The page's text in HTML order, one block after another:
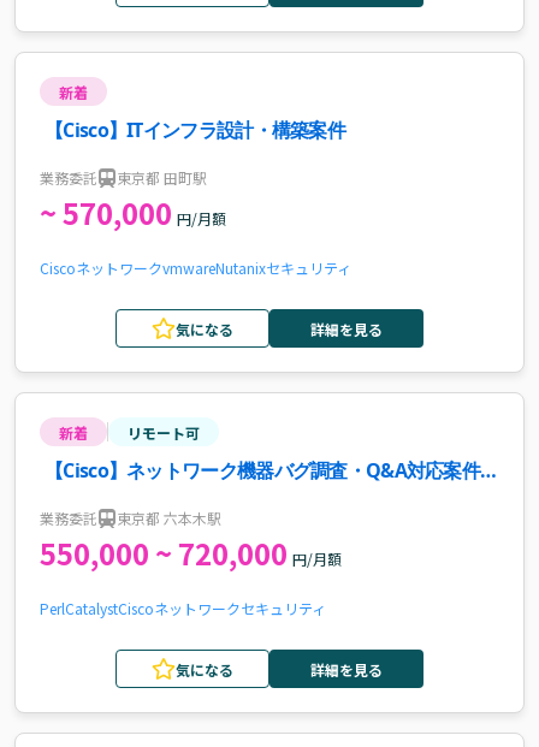
新着
【Cisco】ITインフラ設計・構築案件
業務委託 東京都 田町駅
~ 570,000 円/月額
CiscoネットワークvmwareNutanixセキュリティ
気になる 詳細を見る
新着 リモート可
【Cisco】ネットワーク機器バグ調査・Q&A対応案件・
業務委託 東京都 六本木駅
550,000 ~ 720,000 円/月額
PerlCatalystCiscoネットワークセキュリティ
気になる 詳細を見る